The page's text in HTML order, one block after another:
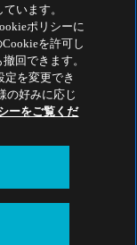
います。
ポリシーに
を許可し
回できます。
定を変更でき
の好みに応じ
ーをご覧くだ